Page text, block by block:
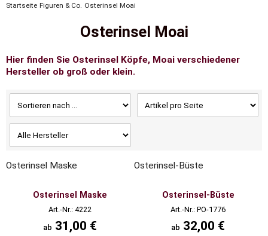
Startseite Figuren & Co. Osterinsel Moai
Osterinsel Moai
Hier finden Sie Osterinsel Köpfe, Moai verschiedener
Hersteller ob groß oder klein.
Osterinsel Maske
Osterinsel Maske
Art.-Nr.: 4222
ab 31,00 €
Osterinsel-Büste
Osterinsel-Büste
Art.-Nr.: PO-1776
ab 32,00 €